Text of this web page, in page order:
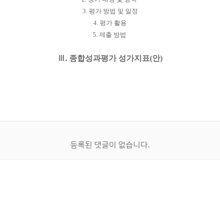
3. 평가 방법 및 일정
4. 평가 활용
5. 제출 방법​
. 종합성과평가 성가지표(안)
등록된 댓글이 없습니다.